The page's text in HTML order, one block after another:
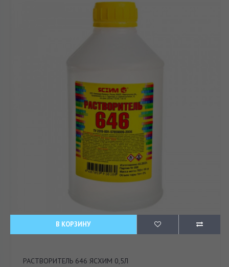
В КОРЗИНУ
РАСТВОРИТЕЛЬ 646 ЯСХИМ 0,5Л